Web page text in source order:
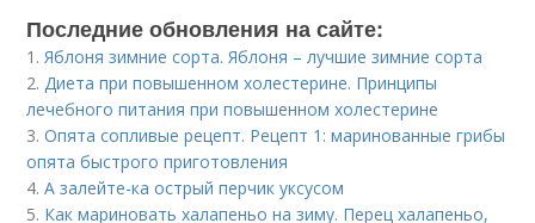
Последние обновления на сайте:
1.Яблоня зимние сорта. Яблоня – лучшие зимние сорта
2.Диета при повышенном холестерине. Принципы
лечебного питания при повышенном холестерине
3.Опята сопливые рецепт. Рецепт 1: маринованные грибы
опята быстрого приготовления
4.А залейте-ка острый перчик уксусом
5. Как мариновать халапеньо на зиму. Перец халапеньо,